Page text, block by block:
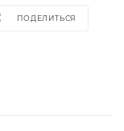
ПОДЕЛИТЬСЯ